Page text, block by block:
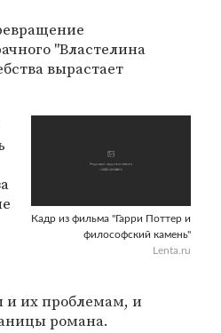
"Властелина
вырастает
Кадр из фильма "Гарри Поттер и
философский камень"
Lenta.ru
их проблемам, и
романа.